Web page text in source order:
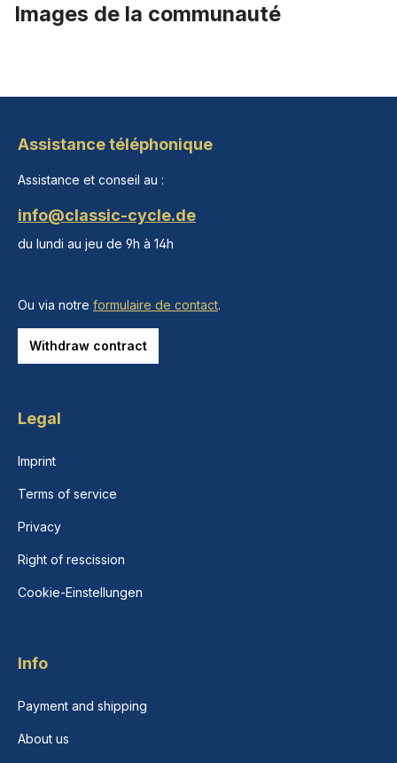
Images de la communauté
Assistance téléphonique
Assistance et conseil au :
info@classic-cycle.de
du lundi au jeu de 9h à 14h
Ou via notre formulaire de contact.
Withdraw contract
Legal
Imprint
Terms of service
Privacy
Right of rescission
Cookie-Einstellungen
Info
Payment and shipping
About us